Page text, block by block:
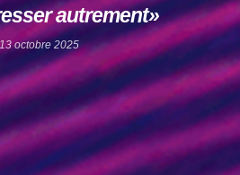
autrement»
13 octobre 2025